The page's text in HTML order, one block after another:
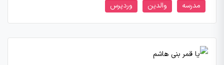
مدرسه
والدین وردپرس